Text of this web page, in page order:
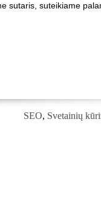
sutaris, suteikiame
SEO, Svetainių